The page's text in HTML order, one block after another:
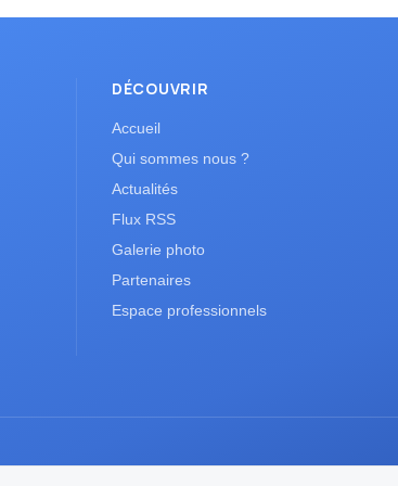
DÉCOUVRIR
Accueil
Qui sommes nous ?
Actualités
Flux RSS
Galerie photo
Partenaires
Espace professionnels